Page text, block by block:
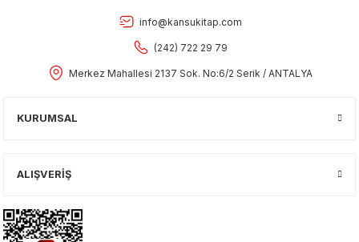
info@kansukitap.com
(242) 722 29 79
Merkez Mahallesi 2137 Sok. No:6/2 Serik / ANTALYA
KURUMSAL
ALIŞVERİŞ